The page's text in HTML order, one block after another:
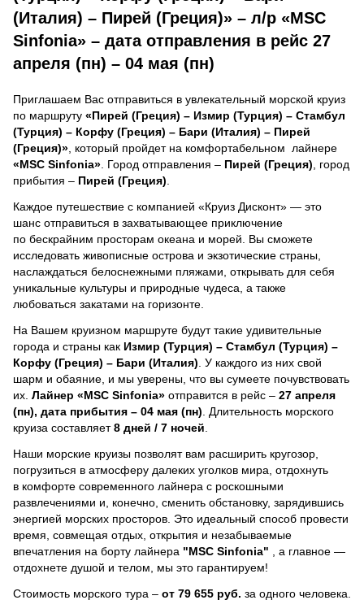
(Италия) – Пирей (Греция)» – л/р «MSC
Sinfonia» – дата отправления в рейс 27
апреля (пн) – 04 мая (пн)
Приглашаем Вас отправиться в увлекательный морской круиз
по маршруту «Пирей (Греция) – Измир (Турция) – Стамбул
(Турция) – Корфу (Греция) – Бари (Италия) – Пирей
(Греция)» , который пройдет на комфортабельном лайнере
«MSC Sinfonia» . Город отправления – Пирей (Греция) , город
прибытия – Пирей (Греция)
Каждое путешествие с компанией «Круиз Дисконт» — это
шанс отправиться в захватывающее приключение
по бескрайним просторам океана и морей. Вы сможете
исследовать живописные острова и экзотические страны,
наслаждаться белоснежными пляжами, открывать для себя
уникальные культуры и природные чудеса, а также
любоваться закатами на горизонте.
На Вашем круизном маршруте будут такие удивительные
города и страны как Измир (Турция) – Стамбул (Турция) –
Корфу (Греция) – Бари (Италия) . У каждого из них свой
шарм и обаяние, и мы уверены, что вы сумеете почувствовать
их. Лайнер «MSC Sinfonia» отправится в рейс – 27 апреля
(пн), дата прибытия – 04 мая (пн) . Длительность морского
круиза составляет8 дней / 7 ночей
Наши морские круизы позволят вам расширить кругозор,
погрузиться в атмосферу далеких уголков мира, отдохнуть
в комфорте современного лайнера с роскошными
развлечениями и, конечно, сменить обстановку, зарядившись
энергией морских просторов. Это идеальный способ провести
время, совмещая отдых, открытия и незабываемые
впечатления на борту лайнера "MSC Sinfonia"
, a главное —
отдохнете душой и телом, мы это гарантируем!
Стоимость морского тура – от 79 655 руб. за одного человека.